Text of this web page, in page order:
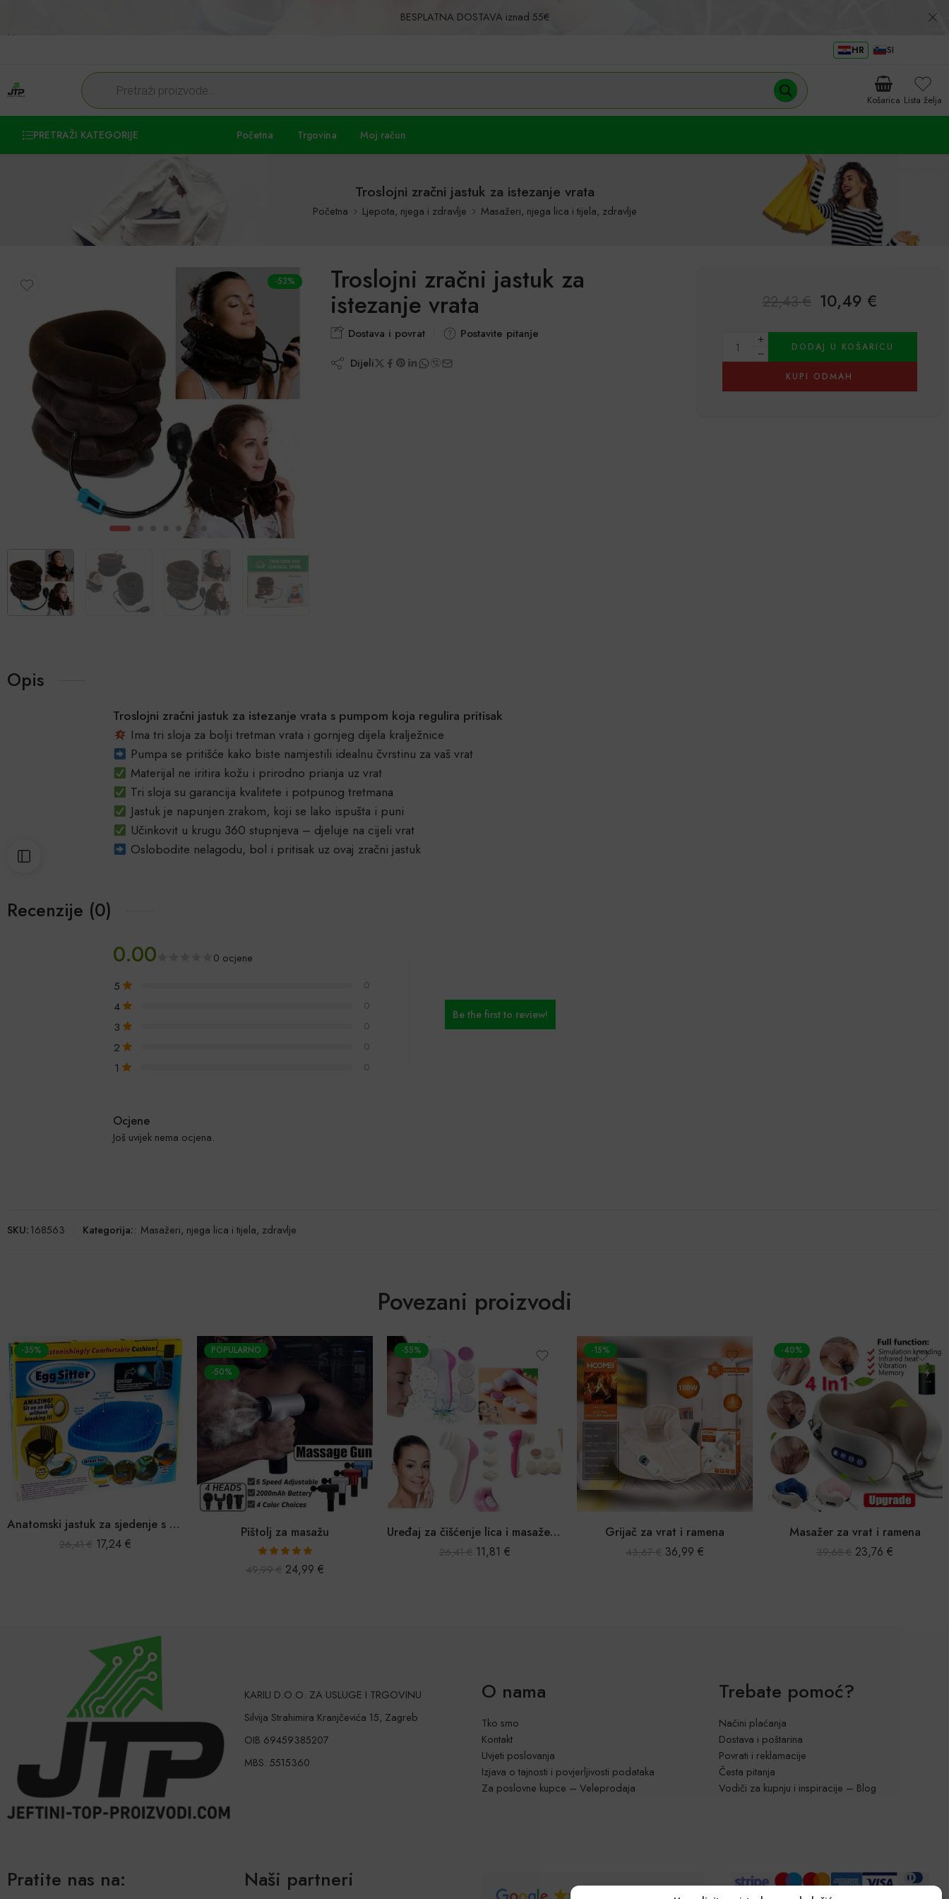
BESPLATNA DOSTAVA iznad 55€
HR SI
Košarica Lista želja
PRETRAŽI KATEGORIJE Početna Trgovina Moj račun
Troslojni zračni jastuk za istezanje vrata
Početna Ljepota, njega i zdravlje Masažeri, njega lica i tijela, zdravlje
-53% Troslojni zračni jastuk za
istezanje vrata
Dostava i povrat Postavite pitanje
Dijeli
22,43€ 10,49 €
DODAJ U KOŠARICU
KUPI ODMAH
Alternative:
Opis
Troslojni zračni jastuk za istezanje vrata s pumpom koja regulira pritisak
Ima tri sloja za bolji tretman vrata i gornjeg dijela kralježnice
Pumpa se pritišće kako biste namjestili idealnu čvrstinu za vaš vrat
Materijal ne iritira kožu i prirodno prianja uz vrat
Tri sloja su garancija kvalitete i potpunog tretmana
Jastuk je napunjen zrakom, koji se lako ispušta i puni
Učinkovit u krugu 360 stupnjeva – djeluje na cijeli vrat
Oslobodite nelagodu, bol i pritisak uz ovaj zračni jastuk
Recenzije (0)
0.00 0 ocjene
5 0
4 0
3 0
2 0
1 0
Be the first to review!
Ocjene
Još uvijek nema ocjena.
SKU:168563 Kategorija:: Masažeri, njega lica i tijela, zdravlje
Povezani proizvodi
-35%
Anatomski jastuk za sjedenje s gelom
26,41€ 17,24 €
POPULARNO
-50%
Pištolj za masažu
Ocijenjeno
5.00 od 5
49,99€ 24,99 €
-55%
Uređaj za čišćenje lica i masažer 5u1
26,41€ 11,81 €
-15%
Grijač za vrat i ramena
43,67€ 36,99 €
-40%
Masažer za vrat i ramena
39,68€ 23,76 €
KARILI D.O.O. ZA USLUGE I TRGOVINU
Silvija Strahimira Kranjčevića 15, Zagreb
OIB 69459385207
MBS: 5515360
O nama
Tko smo
Kontakt
Uvjeti poslovanja
Izjava o tajnosti i povjerljivosti podataka
Za poslovne kupce – Veleprodaja
Trebate pomoć?
Načini plaćanja
Dostava i poštarina
Povrati i reklamacije
Česta pitanja
Vodiči za kupnju i inspiracije – Blog
Pratite nas na: Naši partneri